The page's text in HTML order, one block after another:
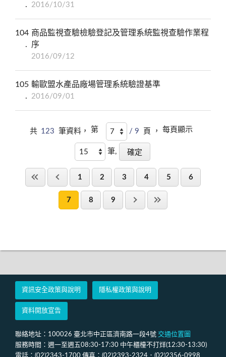
2016/10/31
104 商品監視查驗檢驗登記及管理系統監視查驗作業程
序
2016/09/12
105 輸歐盟水產品廠場管理系統驗證基準
2016/09/01
共 123 筆資料， 第 / 9 頁 ， 每頁顯示
筆,
1 2 3 4 5 6
7 8 9
資訊安全政策與說明 隱私權政策與說明
資料開放宣告
聯絡地址：100026 臺北市中正區濟南路一段4號 交通位置圖
服務時間：週一至週五08:30-17:30 中午櫃檯不打烊(12:30-13:30)
電話：(02)2343-1700 傳真：(02)2393-2324．(02)2356-0998